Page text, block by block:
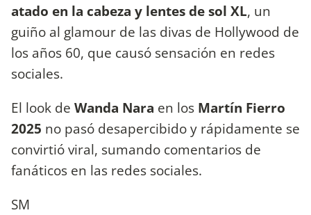
atado en la cabeza y lentes de sol XL, un
guiño al glamour de las divas de Hollywood de
los años 60, que causó sensación en redes
sociales.
El look de Wanda Nara en los Martín Fierro
2025 no pasó desapercibido y rápidamente se
convirtió viral, sumando comentarios de
fanáticos en las redes sociales.
SM